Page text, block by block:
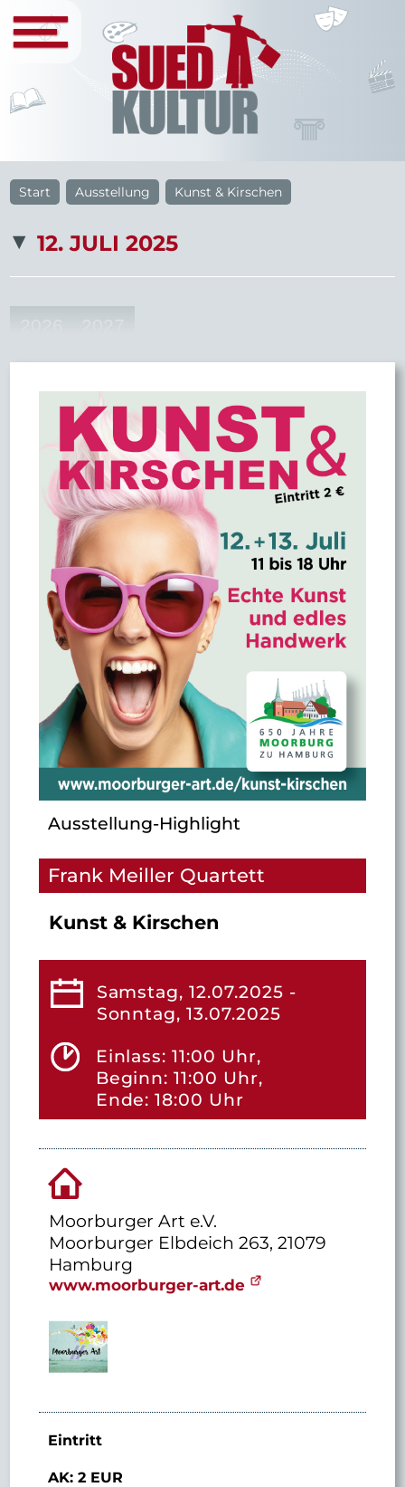
Start Ausstellung Kunst & Kirschen
12. JULI 2025
Ausstellung-Highlight
Frank Meiller Quartett
Kunst & Kirschen
Samstag, 12.07.2025 -
Sonntag, 13.07.2025
Einlass: 11:00 Uhr,
Beginn: 11:00 Uhr,
Ende: 18:00 Uhr
Moorburger Art e.V.
Moorburger Elbdeich 263, 21079
Hamburg
www.moorburger-art.de
Eintritt
AK: 2 EUR